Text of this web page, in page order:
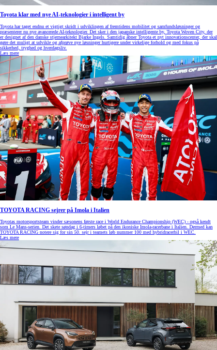
Toyota klar med nye AI-teknologier i intelligent by
Toyota har taget endnu et vigtigt skridt i udviklingen af fremtidens mobilitet og samfundsløsninger og
præsenterer nu nye avancerede AI-teknologier. Det sker i den japanske intelligente by, Toyota Woven City, der
er designet af den danske stjernearkitekt Bjarke Ingels. Samtidig åbner Toyota et nyt innovationscenter, der skal
gøre det muligt at udvikle og afprøve nye løsninger hurtigere under virkelige forhold og med fokus på
sikkerhed, tryghed og hverdagsliv.
Læs mere
TOYOTA RACING sejrer på Imola i Italien
Toyotas motorsportsteam vinder sæsonens første race i World Endurance Championship (WEC) - også kendt
som Le Mans-serien. Det skete søndag i 6-timers løbet på den ikoniske Imola-racerbane i Italien. Dermed kan
TOYOTA RACING notere sig for sin 50. sejr i teamets løb nummer 100 med hybridracerbil i WEC.
Læs mere